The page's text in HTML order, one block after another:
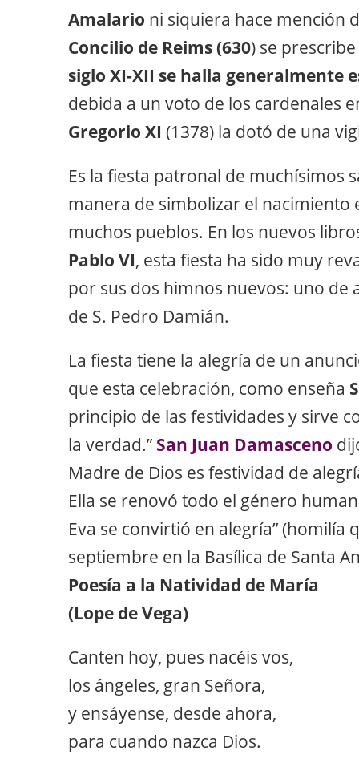
Amalario ni siquiera hace mención
Concilio de Reims (630) se
siglo XI-XII se halla generalmente
debida a un voto de los cardenales
Gregorio XI (1378) la dotó de una
Es la fiesta patronal de muchísimos
manera de simbolizar el nacimiento
muchos pueblos. En los nuevos
Pablo VI, esta fiesta ha sido muy
por sus dos himnos nuevos: uno de
de S. Pedro Damián.
La fiesta tiene la alegría de un
que esta celebración, como enseña
principio de las festividades y sirve
la verdad.” San Juan Damasceno
Madre de Dios es festividad de
Ella se renovó todo el género
Eva se convirtió en alegría” (homilía
septiembre en la Basílica de Santa
Poesía a la Natividad de María
(Lope de Vega)
Canten hoy, pues nacéis vos,
los ángeles, gran Señora,
y ensáyense, desde ahora,
para cuando nazca Dios.